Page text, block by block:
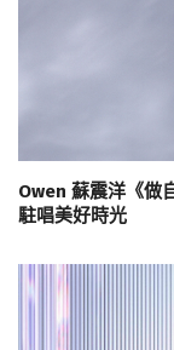
Owen 蘇震洋《做
駐唱美好時光